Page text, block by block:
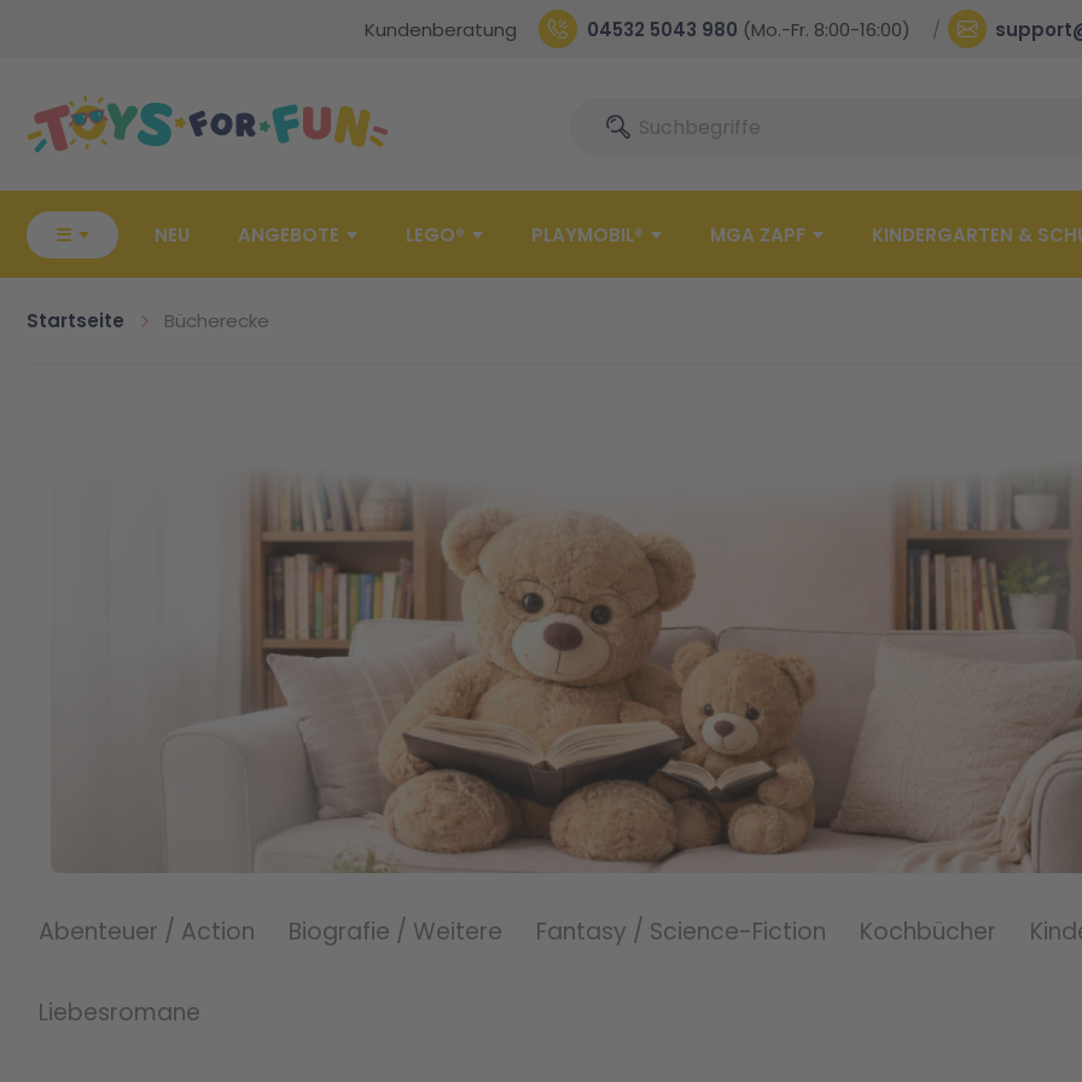
Kundenberatung 04532 5043 980 (Mo.-Fr. 8:00-16:00)
SucheSuche
☰ NEU ANGEBOTE LEGO® PLAYMOBIL® MGA ZAPF KINDERGARTEN &
Startseite Bücherecke
Abenteuer / Action Biografie / Weitere Fantasy / Science-Fiction Kochbücher
Liebesromane